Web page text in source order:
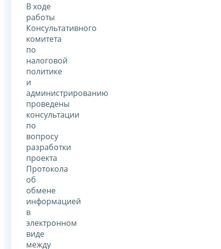
В ходе
работы
Консультативного
комитета
по
налоговой
политике
и
администрированию
проведены
консультации
по
вопросу
разработки
проекта
Протокола
об
обмене
информацией
в
электронном
виде
между